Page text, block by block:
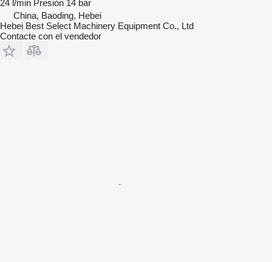
24 l/min Presión 14 bar
China, Baoding, Hebei
Hebei Best Select Machinery Equipment Co., Ltd
Contacte con el vendedor